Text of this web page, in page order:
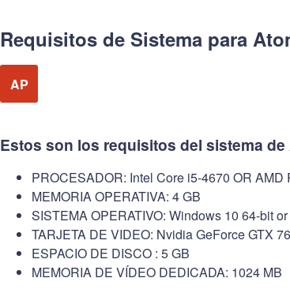
Requisitos de Sistema para
AP
Estos son los requisitos del sistema
PROCESADOR: Intel Core i5-4670 OR AMD
MEMORIA OPERATIVA: 4 GB
SISTEMA OPERATIVO: Windows 10 64-bit
TARJETA DE VIDEO: Nvidia GeForce GTX
ESPACIO DE DISCO : 5 GB
MEMORIA DE VÍDEO DEDICADA: 1024 MB